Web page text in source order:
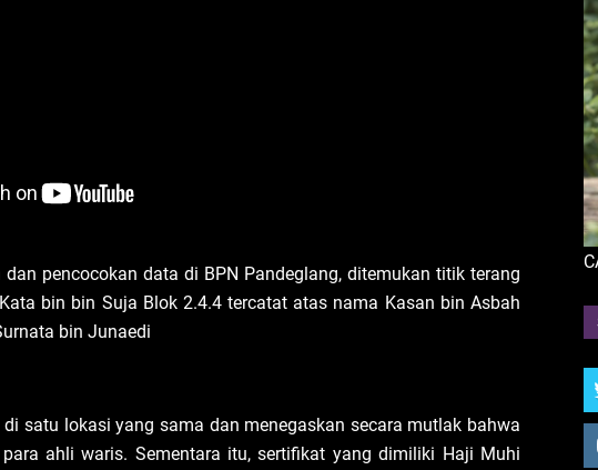
pencocokan data di BPN Pandeglang, ditemukan titik terang
bin bin Suja Blok 2.4.4 tercatat atas nama Kasan bin Asbah
bin Junaedi
satu lokasi yang sama dan menegaskan secara mutlak bahwa
ahli waris. Sementara itu, sertifikat yang dimiliki Haji Muhi